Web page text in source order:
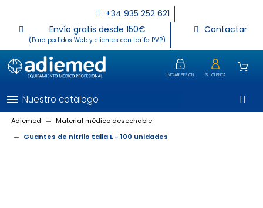
+34 935 252 621
Envío gratis desde 150€
(Para pedidos Web y clientes con tarifa PVP)
Contactar
INICIAR SESIÓN SU CUENTA
menu Nuestro catálogo
Adiemed
Material médico desechable
Guantes de nitrilo talla L - 100 unidades